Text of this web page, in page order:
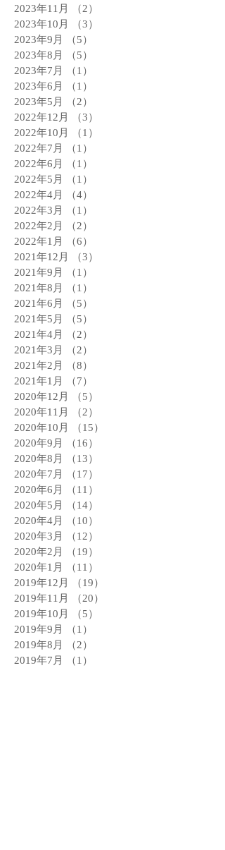
2023年11月
（2）
2023年10月
（3）
2023年9月
（5）
2023年8月
（5）
2023年7月
（1）
2023年6月
（1）
2023年5月
（2）
2022年12月
（3）
2022年10月
（1）
2022年7月
（1）
2022年6月
（1）
2022年5月
（1）
2022年4月
（4）
2022年3月
（1）
2022年2月
（2）
2022年1月
（6）
2021年12月
（3）
2021年9月
（1）
2021年8月
（1）
2021年6月
（5）
2021年5月
（5）
2021年4月
（2）
2021年3月
（2）
2021年2月
（8）
2021年1月
（7）
2020年12月
（5）
2020年11月
（2）
2020年10月
（15）
2020年9月
（16）
2020年8月
（13）
2020年7月
（17）
2020年6月
（11）
2020年5月
（14）
2020年4月
（10）
2020年3月
（12）
2020年2月
（19）
2020年1月
（11）
2019年12月
（19）
2019年11月
（20）
2019年10月
（5）
2019年9月
（1）
2019年8月
（2）
2019年7月
（1）